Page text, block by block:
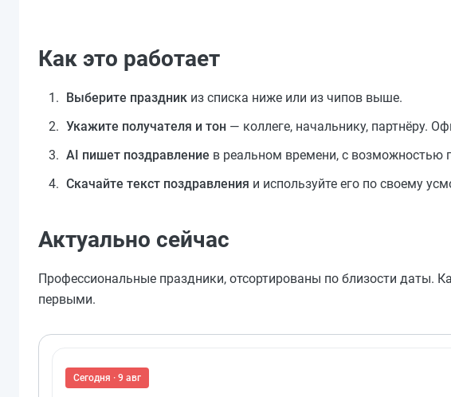
Как это работает
Выберите праздник из списка ниже или из чипов выше.
Укажите получателя и тон — коллеге, начальнику, партнёру.
AI пишет поздравление в реальном времени, с возможностью
Скачайте текст поздравления и используйте его по своему
Актуально сейчас
Профессиональные праздники, отсортированы по близости даты.
первыми.
Сегодня · 9 авг